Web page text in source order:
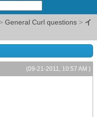
> General Curl questions > イ
(09-21-2011, 10:57 AM )